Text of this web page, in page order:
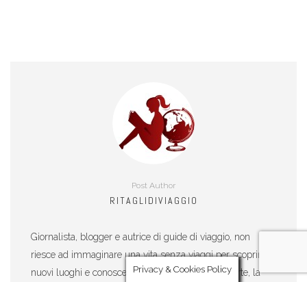
Post Author
RITAGLIDIVIAGGIO
Giornalista, blogger e autrice di guide di viaggio, non
riesce ad immaginare una vita senza viaggi per scoprire
nuovi luoghi e conoscere culture diverse. Ama l'arte, la
Privacy & Cookies Policy